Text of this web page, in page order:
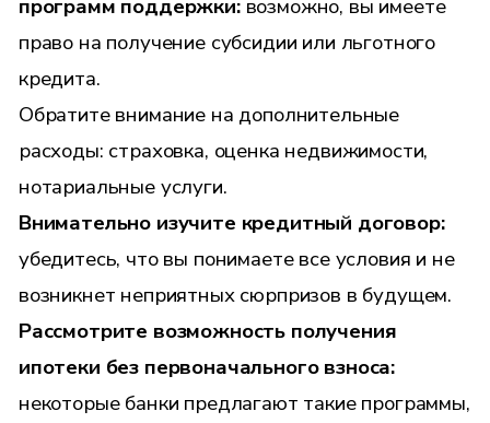
программ поддержки:возможно, вы имеете
право на получение субсидии или льготного
кредита.
Обратите внимание на дополнительные
расходы: страховка, оценка недвижимости,
нотариальные услуги.
Внимательно изучите кредитный договор:
убедитесь, что вы понимаете все условия и не
возникнет неприятных сюрпризов в будущем.
Рассмотрите возможность получения
ипотеки без первоначального взноса:
некоторые банки предлагают такие программы,